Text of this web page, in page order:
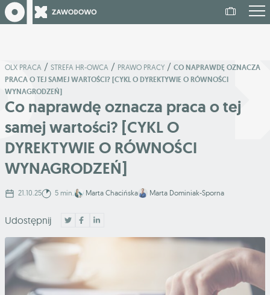
OLX PRACA / STREFA HR-OWCA / PRAWO PRACY / CO NAPRAWDĘ OZNACZA
PRACA O TEJ SAMEJ WARTOŚCI? [CYKL O DYREKTYWIE O RÓWNOŚCI
WYNAGRODZEŃ]
Co naprawdę oznacza praca o tej
samej wartości? [CYKL O
DYREKTYWIE O RÓWNOŚCI
WYNAGRODZEŃ]
21.10.25 5 min. Marta Chacińska Marta Dominiak-Sporna
Udostępnij